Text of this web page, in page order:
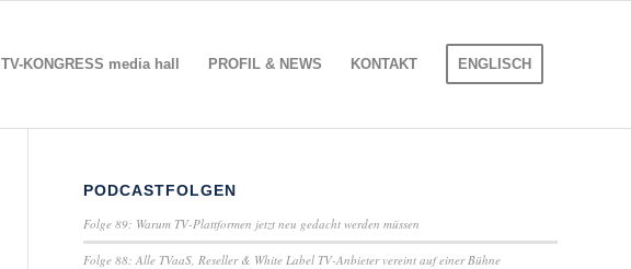
TV-KONGRESS media hall PROFIL & NEWS KONTAKT ENGLISCH
PODCASTFOLGEN
Folge 89: Warum TV-Plattformen jetzt neu gedacht werden müssen
Folge 88: Alle TVaaS, Reseller & White Label TV-Anbieter vereint auf einer Bühne